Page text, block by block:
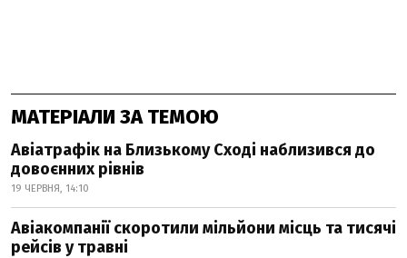
МАТЕРІАЛИ ЗА ТЕМОЮ
Авіатрафік на Близькому Сході наблизився до
довоєнних рівнів
19 ЧЕРВНЯ, 14:10
Авіакомпанії скоротили мільйони місць та тисячі
рейсів у травні